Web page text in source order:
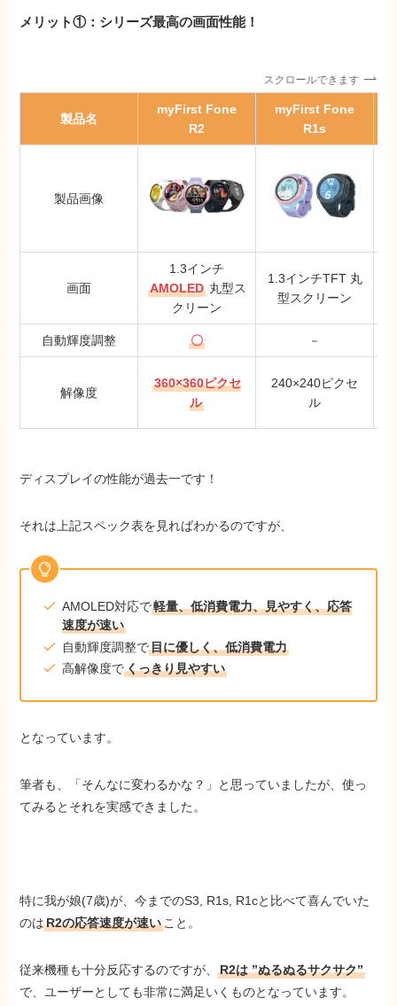
メリット①：シリーズ最高の画面性能！
製品名
製品画像
AMOLED
丸型ス
クリーン
1.3インチTFT 丸
型スクリーン
自動輝度調整 〇
解像度
360×360ピクセ
ル
ディスプレイの性能が過去一です！
それは上記スペック表を見ればわかるのですが、
AMOLED対応で
軽量、低消費電力、見やすく、応答
速度が速い
自動輝度調整で
目に優しく、低消費電力
高解像度で
くっきり見やすい
筆者も、「そんなに変わるかな？」と思っていましたが、使っ
てみるとそれを実感できました。
特に我が娘(7歳)が、今までのS3, R1s, R1cと比べて喜んでいた
R2の応答速度が速い
従来機種も十分反応するのですが、
で、ユーザーとしても非常に満足いくものとなっています。